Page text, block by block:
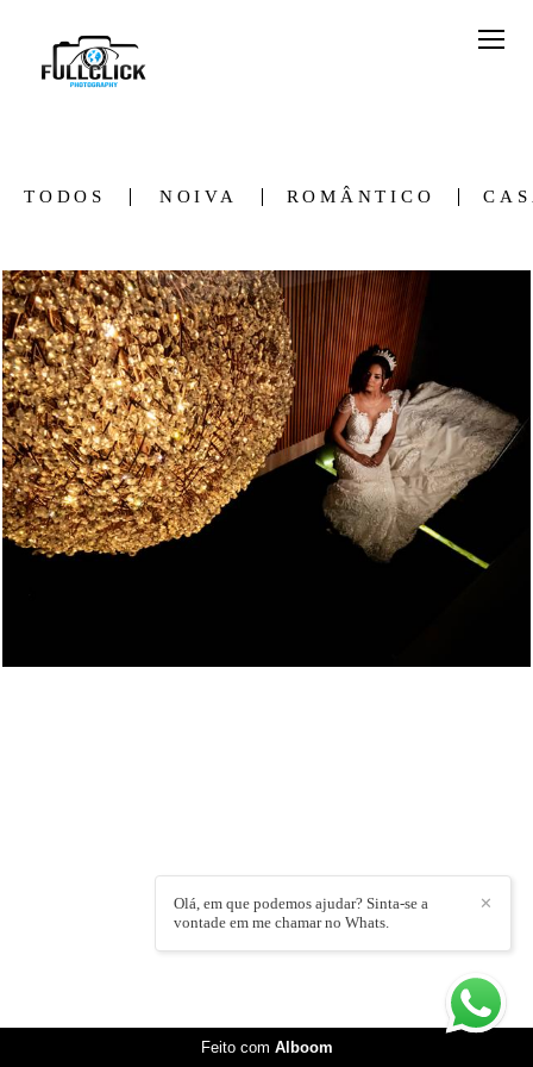
TODOS NOIVA ROMÂNTICO
35
✕
Olá, em que podemos ajudar? Sinta-se a
vontade em me chamar no Whats.
Feito com Alboom